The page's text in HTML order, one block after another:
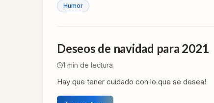
Humor
Deseos de navidad para 2021
1 min de lectura
Hay que tener cuidado con lo que se desea!